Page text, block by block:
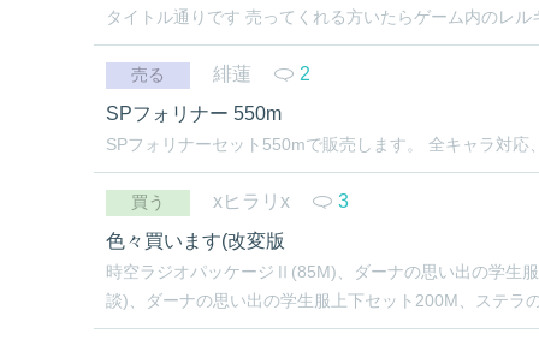
タイトル通りです 売ってくれる方いたらゲーム内のレ
売る 緋蓮
2
SPフォリナー 550m
SPフォリナーセット550mで販売します。 全キャラ対
買う xヒラリx
3
色々買います(改変版
時空ラジオパッケージⅡ(85M)、ダーナの思い出の学生
談)、ダーナの思い出の学生服上下セット200M、ステ